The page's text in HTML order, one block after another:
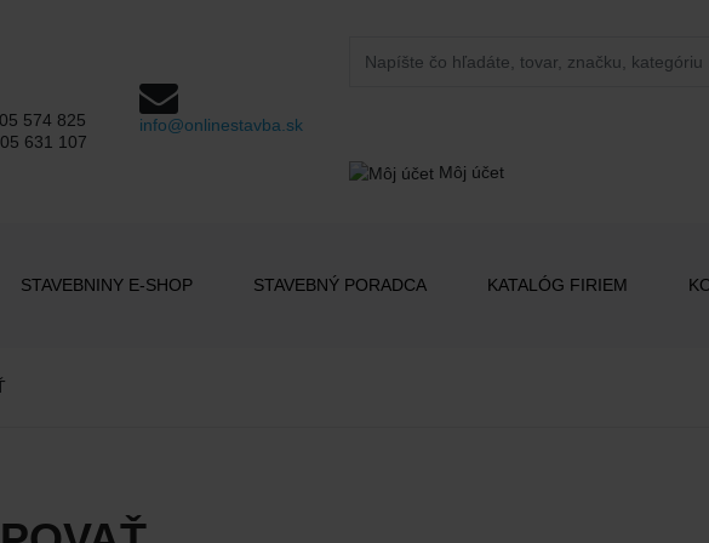
574 825
631 107
info@onlinestavba.sk
Môj účet
STAVEBNINY E-SHOP STAVEBNÝ PORADCA KATALÓG FIRIEM